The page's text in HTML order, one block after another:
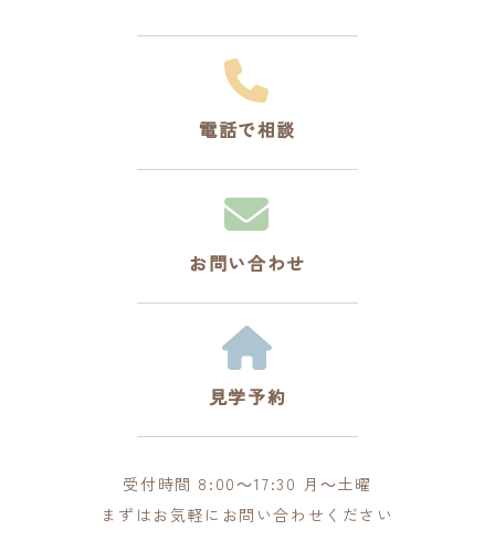
電話で相談
お問い合わせ
見学予約
受付時間 8:00～17:30 月～土曜
まずはお気軽にお問い合わせください